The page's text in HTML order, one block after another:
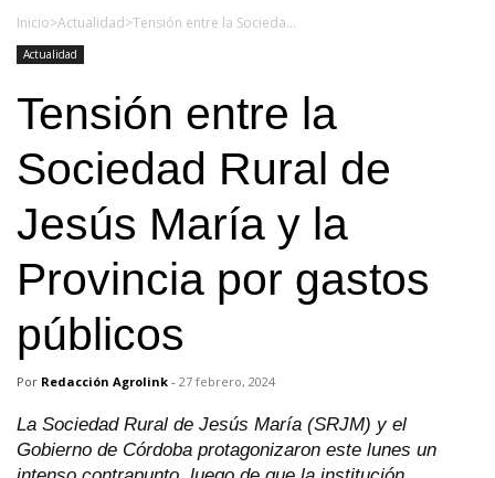
Inicio>Actualidad> Tensión entre la Sociedad Rural de Jesús María y la Provincia por gastos públicos
Actualidad
Tensión entre la
Sociedad Rural de
Jesús María y la
Provincia por gastos
públicos
Por Redacción Agrolink - 27 febrero, 2024
La Sociedad Rural de Jesús María (SRJM) y el
Gobierno de Córdoba protagonizaron este lunes un